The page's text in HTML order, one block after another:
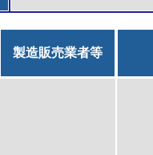
製造販売業者等